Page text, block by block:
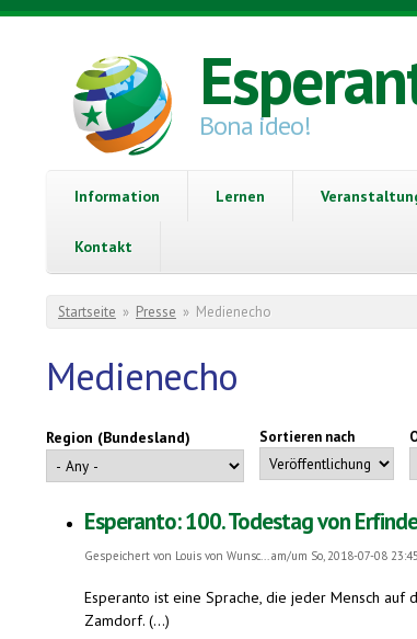
Direkt zum Inhalt
Bona ideo!
Information Lernen
Kontakt
Sie sind hier
Startseite » Presse » Medienecho
Medienecho
Region (Bundesland) Sortieren nach
Esperanto: 100. Todestag von
Gespeichert von Louis von Wunsc...am/um So, 2018-07-08 23:45
Esperanto ist eine Sprache, die jeder Mensch
Zamdorf. (...)